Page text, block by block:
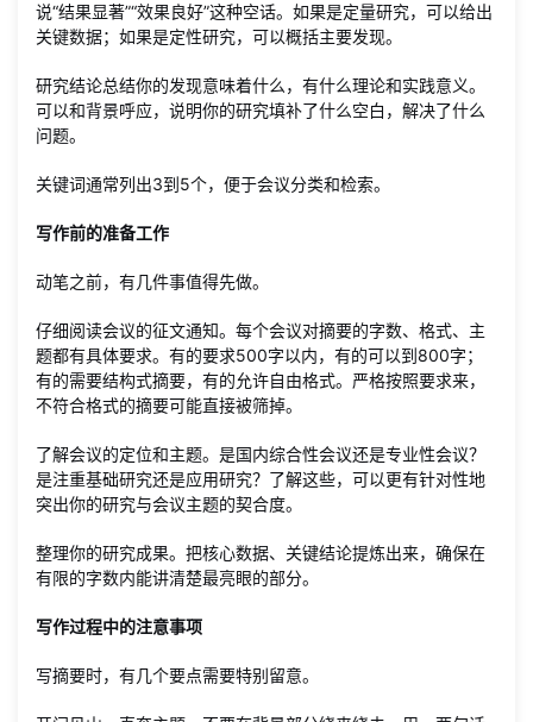
说“结果显著”“效果良好”这种空话。如果是定量研究，可以给出
关键数据；如果是定性研究，可以概括主要发现。
研究结论总结你的发现意味着什么，有什么理论和实践意义。
可以和背景呼应，说明你的研究填补了什么空白，解决了什么
问题。
关键词通常列出3到5个，便于会议分类和检索。
写作前的准备工作
动笔之前，有几件事值得先做。
仔细阅读会议的征文通知。每个会议对摘要的字数、格式、主
题都有具体要求。有的要求500字以内，有的可以到800字；
有的需要结构式摘要，有的允许自由格式。严格按照要求来，
不符合格式的摘要可能直接被筛掉。
了解会议的定位和主题。是国内综合性会议还是专业性会议？
是注重基础研究还是应用研究？了解这些，可以更有针对性地
突出你的研究与会议主题的契合度。
整理你的研究成果。把核心数据、关键结论提炼出来，确保在
有限的字数内能讲清楚最亮眼的部分。
写作过程中的注意事项
写摘要时，有几个要点需要特别留意。